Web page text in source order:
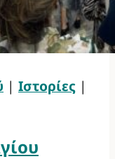
| Ιστορίες |